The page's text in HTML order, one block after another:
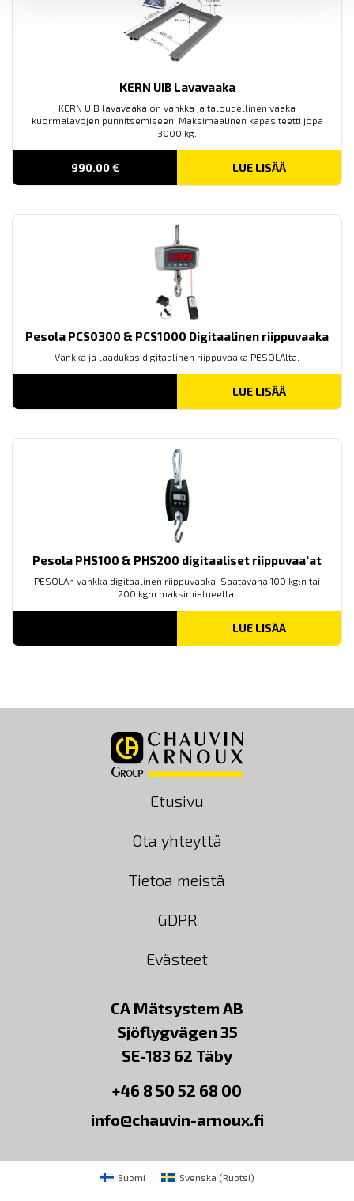
KERN UIB Lavavaaka
KERN UIB lavavaaka on vankka ja taloudellinen vaaka
kuormalavojen punnitsemiseen. Maksimaalinen kapasiteetti jopa
3000 kg.
990.00€ LUE LISÄÄ
Pesola PCS0300 & PCS1000 Digitaalinen riippuvaaka
Vankka ja laadukas digitaalinen riippuvaaka PESOLAlta.
LUE LISÄÄ
Pesola PHS100 & PHS200 digitaaliset riippuvaa’at
PESOLAn vankka digitaalinen riippuvaaka. Saatavana 100 kg:n tai
200 kg:n maksimialueella.
LUE LISÄÄ
Etusivu
Ota yhteyttä
Tietoa meistä
GDPR
Evästeet
CA Mätsystem AB
Sjöflygvägen 35
SE-183 62 Täby
+46 8 50 52 68 00
info@chauvin-arnoux.fi
Suomi Svenska (Ruotsi)